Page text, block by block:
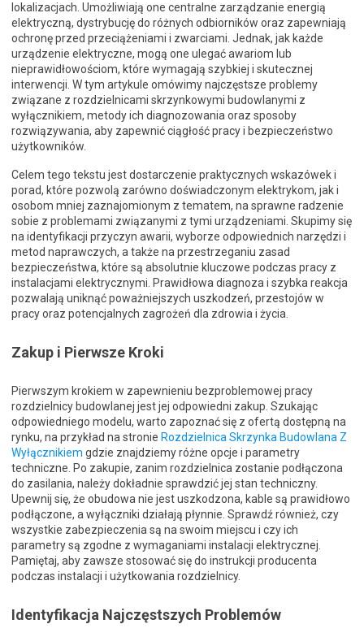
lokalizacjach. Umożliwiają one centralne zarządzanie energią
elektryczną, dystrybucję do różnych odbiorników oraz zapewniają
ochronę przed przeciążeniami i zwarciami. Jednak, jak każde
urządzenie elektryczne, mogą one ulegać awariom lub
nieprawidłowościom, które wymagają szybkiej i skutecznej
interwencji. W tym artykule omówimy najczęstsze problemy
związane z rozdzielnicami skrzynkowymi budowlanymi z
wyłącznikiem, metody ich diagnozowania oraz sposoby
rozwiązywania, aby zapewnić ciągłość pracy i bezpieczeństwo
użytkowników.
Celem tego tekstu jest dostarczenie praktycznych wskazówek i
porad, które pozwolą zarówno doświadczonym elektrykom, jak i
osobom mniej zaznajomionym z tematem, na sprawne radzenie
sobie z problemami związanymi z tymi urządzeniami. Skupimy się
na identyfikacji przyczyn awarii, wyborze odpowiednich narzędzi i
metod naprawczych, a także na przestrzeganiu zasad
bezpieczeństwa, które są absolutnie kluczowe podczas pracy z
instalacjami elektrycznymi. Prawidłowa diagnoza i szybka reakcja
pozwalają uniknąć poważniejszych uszkodzeń, przestojów w
pracy oraz potencjalnych zagrożeń dla zdrowia i życia.
Zakup i Pierwsze Kroki
Pierwszym krokiem w zapewnieniu bezproblemowej pracy
rozdzielnicy budowlanej jest jej odpowiedni zakup. Szukając
odpowiedniego modelu, warto zapoznać się z ofertą dostępną na
rynku, na przykład na stronie Rozdzielnica Skrzynka Budowlana Z
Wyłącznikiem gdzie znajdziemy różne opcje i parametry
techniczne. Po zakupie, zanim rozdzielnica zostanie podłączona
do zasilania, należy dokładnie sprawdzić jej stan techniczny.
Upewnij się, że obudowa nie jest uszkodzona, kable są prawidłowo
podłączone, a wyłączniki działają płynnie. Sprawdź również, czy
wszystkie zabezpieczenia są na swoim miejscu i czy ich
parametry są zgodne z wymaganiami instalacji elektrycznej.
Pamiętaj, aby zawsze stosować się do instrukcji producenta
podczas instalacji i użytkowania rozdzielnicy.
Identyfikacja Najczęstszych Problemów